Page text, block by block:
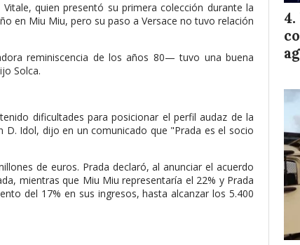
quien presentó su primera colección durante la
en Miu Miu, pero su paso a Versace no tuvo relación
reminiscencia de los años 80— tuvo una buena
Solca.
dificultades para posicionar el perfil audaz de la
D. Idol, dijo en un comunicado que "Prada es el socio
de euros. Prada declaró, al anunciar el acuerdo
mientras que Miu Miu representaría el 22% y Prada
del 17% en sus ingresos, hasta alcanzar los 5.400